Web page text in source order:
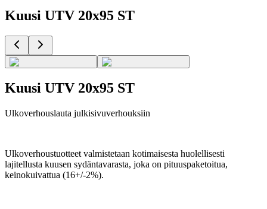
Kuusi UTV 20x95 ST
Kuusi UTV 20x95 ST
Ulkoverhouslauta julkisivuverhouksiin
Ulkoverhoustuotteet valmistetaan kotimaisesta huolellisesti
lajitellusta kuusen sydäntavarasta, joka on pituuspaketoitua,
keinokuivattua (16+/-2%).